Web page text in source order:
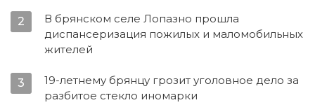
2
В брянском селе Лопазно прошла
диспансеризация пожилых и маломобильных
жителей
3
19-летнему брянцу грозит уголовное дело за
разбитое стекло иномарки